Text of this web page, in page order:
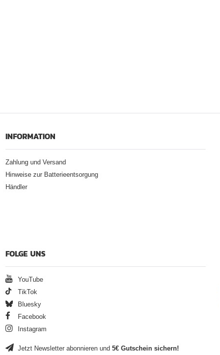
INFORMATION
Zahlung und Versand
Hinweise zur Batterieentsorgung
Händler
FOLGE UNS
YouTube
TikTok
Bluesky
Facebook
Instagram
Jetzt Newsletter abonnieren und5€ Gutschein sichern!